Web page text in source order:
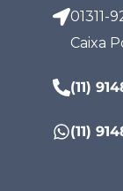
01311-
Caixa
(11)
(11)